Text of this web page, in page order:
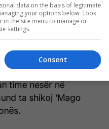
time nesër në
ta shikoj ‘Mago
data on the basis of legitimate
your options below. Look
the site menu to manage or
settings.
Consent